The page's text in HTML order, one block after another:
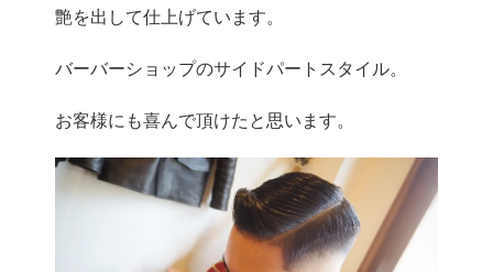
艶を出して仕上げています。
バーバーショップのサイドパートスタイル。
お客様にも喜んで頂けたと思います。